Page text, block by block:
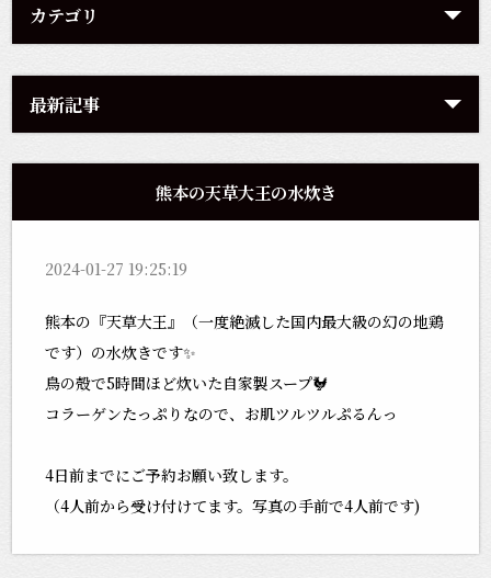
カテゴリ
最新記事
熊本の天草大王の水炊き
2024-01-27 19:25:19
熊本の『天草大王』（一度絶滅した国内最大級の幻の地鶏
です）の水炊きです✨
鳥の殻で5時間ほど炊いた自家製スープ🐓
コラーゲンたっぷりなので、お肌ツルツルぷるんっ
4日前までにご予約お願い致します。
（4人前から受け付けてます。写真の手前で4人前です)